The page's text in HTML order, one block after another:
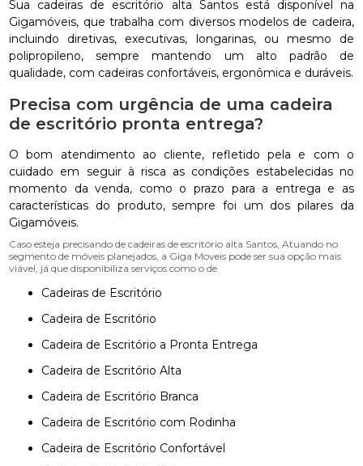
Sua cadeiras de escritório alta Santos está disponível na
Gigamóveis, que trabalha com diversos modelos de cadeira,
incluindo diretivas, executivas, longarinas, ou mesmo de
polipropileno, sempre mantendo um alto padrão de
qualidade, com cadeiras confortáveis, ergonômica e duráveis.
Precisa com urgência de uma cadeira
de escritório pronta entrega?
O bom atendimento ao cliente, refletido pela e com o
cuidado em seguir à risca as condições estabelecidas no
momento da venda, como o prazo para a entrega e as
características do produto, sempre foi um dos pilares da
Gigamóveis.
Caso esteja precisando de cadeiras de escritório alta Santos, Atuando no
segmento de móveis planejados, a Giga Moveis pode ser sua opção mais
viável, já que disponibiliza serviços como o de
Cadeiras de Escritório
Cadeira de Escritório
Cadeira de Escritório a Pronta Entrega
Cadeira de Escritório Alta
Cadeira de Escritório Branca
Cadeira de Escritório com Rodinha
Cadeira de Escritório Confortável